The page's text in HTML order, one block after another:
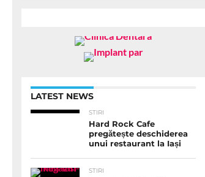
LATEST NEWS
STIRI
Hard Rock Cafe
pregătește deschiderea
unui restaurant la Iași
STIRI